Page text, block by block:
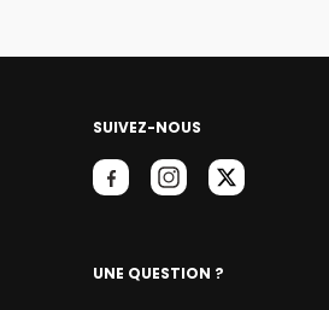
SUIVEZ-NOUS
UNE QUESTION ?